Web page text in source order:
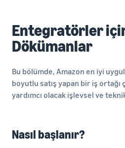
Entegratörler
Dökümanlar
Bu bölümde, Amazon en iyi
boyutlu satış yapan bir iş ortağı
yardımcı olacak işlevsel ve
Nasıl başlanır?